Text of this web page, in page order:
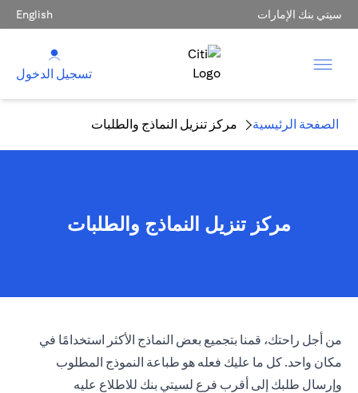
سيتي بنك الإمارات English
تسجيل الدخول
الصفحة الرئيسية مركز تنزيل النماذج والطلبات
مركز تنزيل النماذج والطلبات
من أجل راحتك، قمنا بتجميع بعض النماذج الأكثر استخدامًا في
مكان واحد. كل ما عليك فعله هو طباعة النموذج المطلوب
وإرسال طلبك إلى أقرب فرع لسيتي بنك للاطلاع عليه